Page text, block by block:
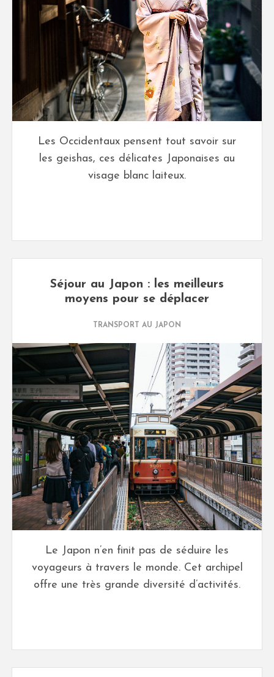
Les Occidentaux pensent tout savoir sur
les geishas, ces délicates Japonaises au
visage blanc laiteux.
Séjour au Japon : les meilleurs
moyens pour se déplacer
TRANSPORT AU JAPON
Le Japon n’en finit pas de séduire les
voyageurs à travers le monde. Cet archipel
offre une très grande diversité d’activités.